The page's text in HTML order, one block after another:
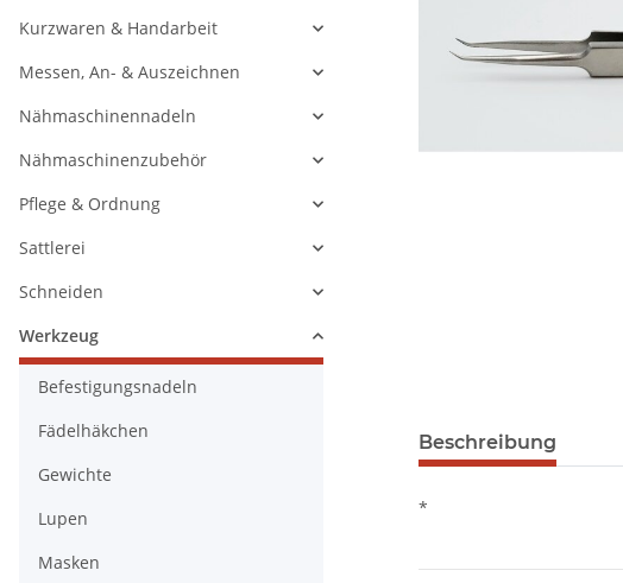
Beschreibung
*
Kurzwaren & Handarbeit
Messen, An- & Auszeichnen
Nähmaschinennadeln
Nähmaschinenzubehör
Pflege & Ordnung
Sattlerei
Schneiden
Werkzeug
Befestigungsnadeln
Fädelhäkchen
Gewichte
Lupen
Masken